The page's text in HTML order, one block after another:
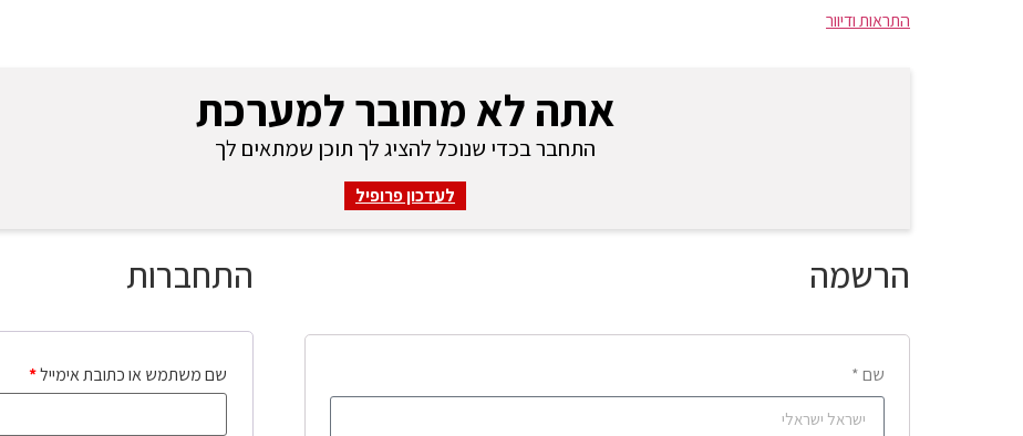
התראות ודיוור
אתה לא מחובר למערכת
התחבר בכדי שנוכל להציג לך תוכן שמתאים לך
לעדכון פרופיל
התחברות
שם משתמש או כתובת אימייל*
הרשמה
שם *